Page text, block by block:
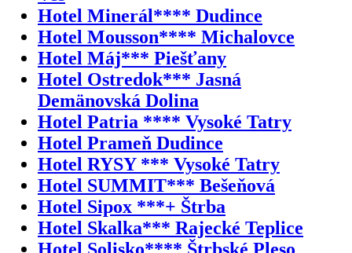
Hotel Minerál**** Dudince
Hotel Mousson**** Michalovce
Hotel Máj*** Piešťany
Hotel Ostredok*** Jasná
Demänovská Dolina
Hotel Patria **** Vysoké Tatry
Hotel Prameň Dudince
Hotel RYSY *** Vysoké Tatry
Hotel SUMMIT*** Bešeňová
Hotel Sipox ***+ Štrba
Hotel Skalka*** Rajecké Teplice